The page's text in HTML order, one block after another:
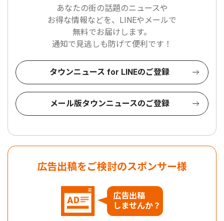
あなたの街の話題のニュースや
お得な情報などを、LINEやメールで
無料でお届けします。
通知で見逃しも防げて便利です！
タウンニュース for LINEのご登録
メール版タウンニュースのご登録
広告出稿をご検討のスポンサー様
広告出稿
しませんか？